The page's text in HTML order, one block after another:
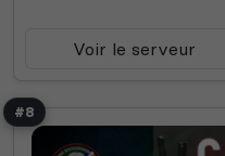
Voir le serveur
#8